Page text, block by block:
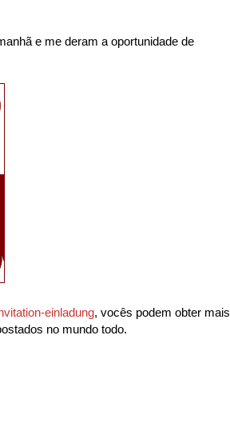
e me deram a oportunidade de
einladung, vocês podem obter mais
no mundo todo.